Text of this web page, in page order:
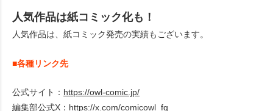
人気作品は紙コミック化も！
人気作品は、紙コミック発売の実績もございます。
■各種リンク先
公式サイト： https://owl-comic.jp/
編集部公式X： https://x.com/comicowl_fg